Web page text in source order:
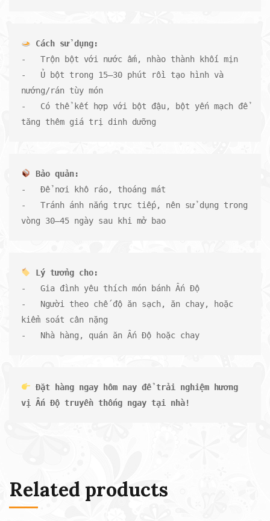
-   Trộn bột với nước ấm, nhào thành khối mịn
-   Ủ bột trong 15–30 phút rồi tạo hình và
nướng/rán tùy món
-   Có thể kết hợp với bột đậu, bột yến mạch để
tăng thêm giá trị dinh dưỡng
-   Để nơi khô ráo, thoáng mát
-   Tránh ánh nắng trực tiếp, nên sử dụng trong
vòng 30–45 ngày sau khi mở bao
-   Gia đình yêu thích món bánh Ấn Độ
-   Người theo chế độ ăn sạch, ăn chay, hoặc
kiểm soát cân nặng
-   Nhà hàng, quán ăn Ấn Độ hoặc chay
Đặt hàng ngay hôm nay để trải nghiệm hương
vị Ấn Độ truyền thống ngay tại nhà!
Related products